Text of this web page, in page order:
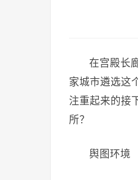
在宫殿长
家城市遴选这
注重起来的接
所？
舆图环境